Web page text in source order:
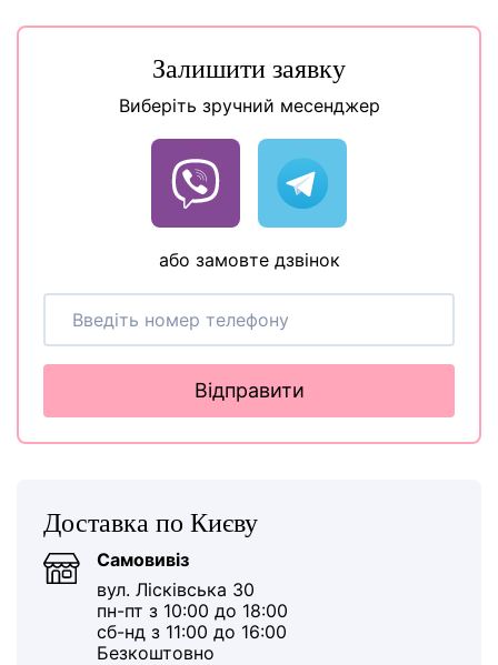
Залишити заявку
Виберіть зручний месенджер
або замовте дзвінок
Відправити
Доставка по Києву
Самовивіз
вул. Лісківська 30
пн-пт з 10:00 до 18:00
сб-нд з 11:00 до 16:00
Безкоштовно